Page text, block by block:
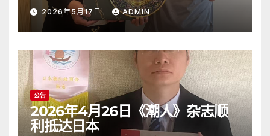
2026年5月17日 ADMIN
公告
2026年4月26日《潮人》杂志顺
利抵达日本